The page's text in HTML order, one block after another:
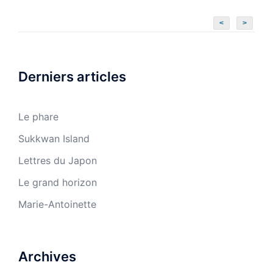
< >
Derniers articles
Le phare
Sukkwan Island
Lettres du Japon
Le grand horizon
Marie-Antoinette
Archives